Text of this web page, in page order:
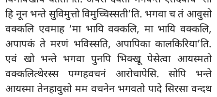
हि नून भन्ते सुविमुत्तो विमुच्चिस्सती’ति. भगवा च तं आवुसो
वक्कलि एवमाह ‘मा भायि वक्कलि, मा भायि वक्कलि,
अपापकं ते मरणं भविस्सति, अपापिका कालकिरिया’ति.
एवं खो भन्ते भगवा पुनपि भिक्खू पेसेत्वा आयस्मतो
वक्कलित्थेरस्स पग्गहवचनं आरोचापेसि. सोपि भन्ते
आयस्मा तेनहावुसो मम वचनेन भगवतो पादे सिरसा वन्दथ